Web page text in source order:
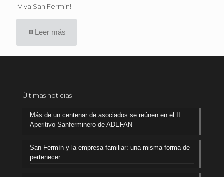
¡Viva San Fermín!
Leer más
Últimas noticias
Más de un centenar de asociados se reúnen en el II
Aperitivo Sanferminero de ADEFAN
San Fermín y la empresa familiar: una misma forma de
pertenecer